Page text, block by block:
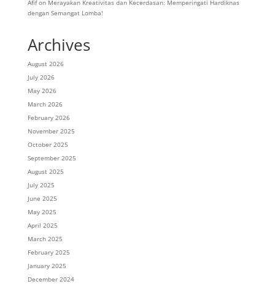
Afifon Merayakan Kreativitas dan Kecerdasan: Memperingati Hardiknas
dengan Semangat Lomba!
Archives
August 2026
July 2026
May 2026
March 2026
February 2026
November 2025
October 2025
September 2025
August 2025
July 2025
June 2025
May 2025
April 2025
March 2025
February 2025
January 2025
December 2024